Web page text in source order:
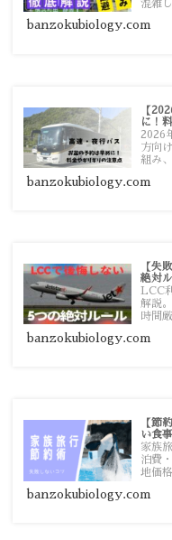
混雑
banzokubiology.com
【
に！
2026
方向
組み
banzokubiology.com
【失
絶対
LCC
解説
時間
す。
banzokubiology.com
【節
い食
家族
泊費
地価
banzokubiology.com